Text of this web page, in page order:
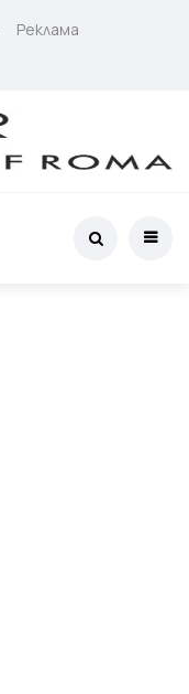
Реклама